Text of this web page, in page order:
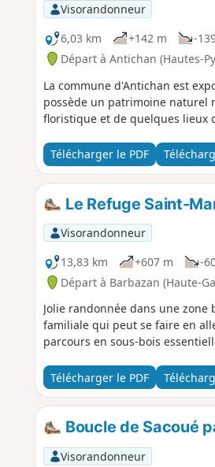
Visorandonneur
6,03 km
+142 m -
Départ à Antichan (Hautes-
La commune d'Antichan est
possède un patrimoine naturel
floristique et de quelques lieux
Télécharger le PDF
Le Refuge Saint-
Visorandonneur
13,83 km
+607 m -
Départ à Barbazan (Haute-
Jolie randonnée dans une
familiale qui peut se faire en
parcours en sous-bois
Télécharger le PDF
Boucle de Sacoué
Visorandonneur